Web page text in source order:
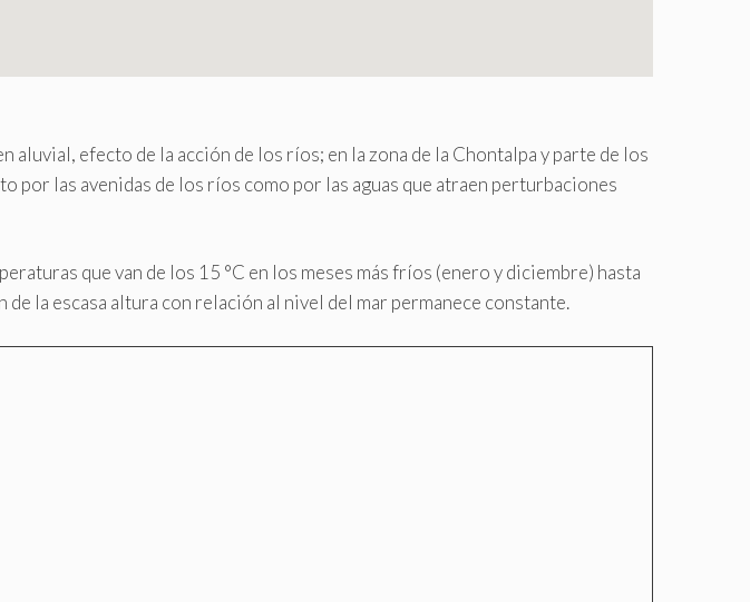
aluvial, efecto de la acción de los ríos; en la zona de la Chontalpa y parte de los
por las avenidas de los ríos como por las aguas que atraen perturbaciones
que van de los 15 °C en los meses más fríos (enero y diciembre) hasta
la escasa altura con relación al nivel del mar permanece constante.